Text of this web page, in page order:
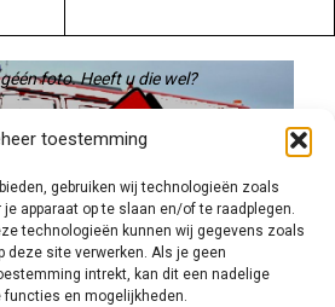
toestemming
gebruiken wij technologieën zoals
apparaat op te slaan en/of te raadplegen.
technologieën kunnen wij gegevens zoals
deze site verwerken. Als je geen
intrekt, kan dit een nadelige
functies en mogelijkheden.
foto. Heeft u die wel?
Stuur hem op naar: